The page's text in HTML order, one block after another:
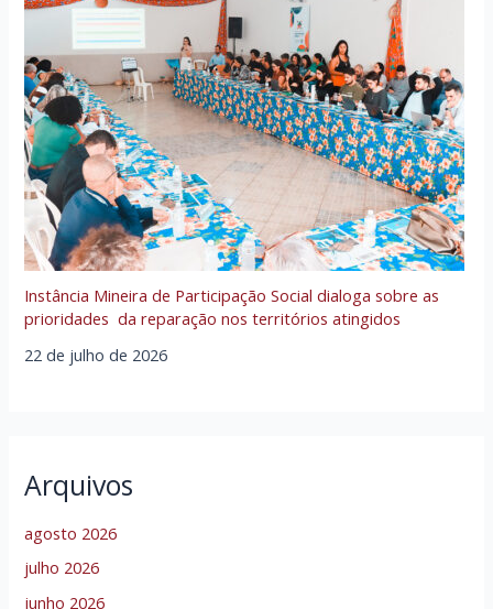
Instância Mineira de Participação Social dialoga sobre as
prioridades da reparação nos territórios atingidos
22 de julho de 2026
Arquivos
agosto 2026
julho 2026
junho 2026